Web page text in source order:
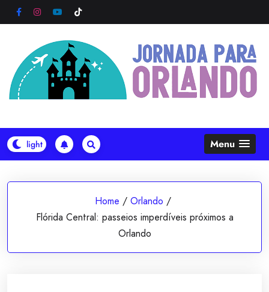
to
Menu
Home / Orlando /
Flórida Central: passeios imperdíveis próximos a
Orlando